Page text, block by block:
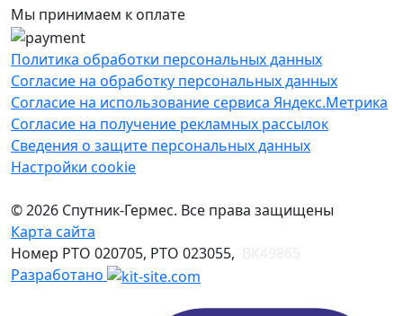
Мы принимаем к оплате
Политика обработки персональных данных
Согласие на обработку персональных данных
Согласие на использование сервиса Яндекс.Метрика
Согласие на получение рекламных рассылок
Сведения о защите персональных данных
Настройки cookie
© 2026 Спутник-Гермес. Все права защищены
Карта сайта
Номер РТО 020705, РТО 023055,
Разработано